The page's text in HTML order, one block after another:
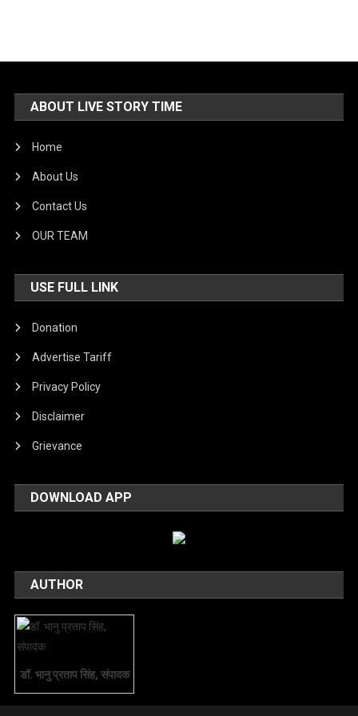
ABOUT LIVE STORY TIME
Home
About Us
Contact Us
OUR TEAM
USE FULL LINK
Donation
Advertise Tariff
Privacy Policy
Disclaimer
Grievance
DOWNLOAD APP
AUTHOR
डॉ. भानु प्रताप सिंह, संपादक